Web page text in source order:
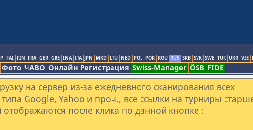
FAI FIN FRA GER GRE INA ITA JPN MKD LTU NED POL POR ROU RUS SRB SVK SWE TUR UKR VIE
Фото ЧАВО Онлайн Регистрация Swiss-Manager ÖSB FIDE
на сервер из-за ежедневного сканирования всех
Google, Yahoo и проч., все ссылки на турниры
после клика по данной кнопке :